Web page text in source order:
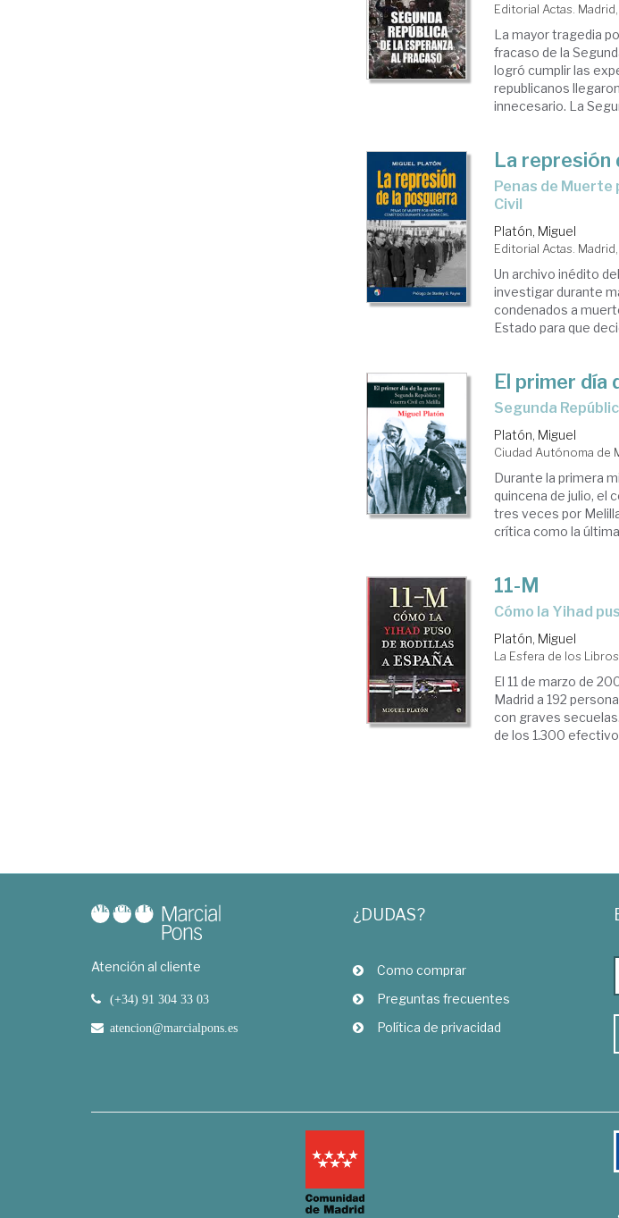
Editorial Actas.
La mayor tragedia
fracaso de la
logró cumplir las
republicanos
innecesario. La
La represión
Penas de Muerte por hechos cometidos durante la Guerra
Civil
Platón, Miguel
Editorial Actas.
Un archivo inédito
investigar durante
condenados a
Estado para que
El primer día
Segunda
Platón, Miguel
Ciudad Autónoma de
Durante la primera
quincena de julio, el
tres veces por
crítica como la
11-M
cómo la Yihad
Platón, Miguel
La Esfera de los
El 11 de marzo de
Madrid a 192
con graves
de los 1.300
Atención al cliente
(+34) 91 304 33 03
atencion@marcialpons.es
¿DUDAS?
Como comprar
Preguntas frecuentes
Política de privacidad